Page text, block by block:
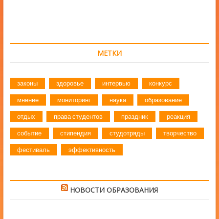
МЕТКИ
законы здоровье интервью конкурс
мнение мониторинг наука образование
отдых права студентов праздник реакция
событие стипендия студотряды творчество
фестиваль эффективность
НОВОСТИ ОБРАЗОВАНИЯ